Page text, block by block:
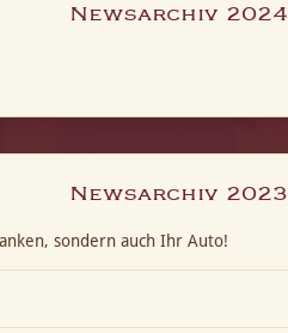
Newsarchiv 2024
Newsarchiv 2023
sondern auch Ihr Auto!